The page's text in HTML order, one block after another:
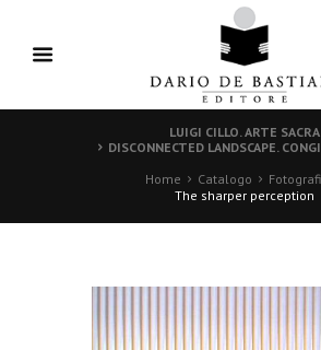
LUIGI CILLO. ARTE SACRA
DISCONNECTED LANDSCAPE.
Home
Catalogo
The sharper perception